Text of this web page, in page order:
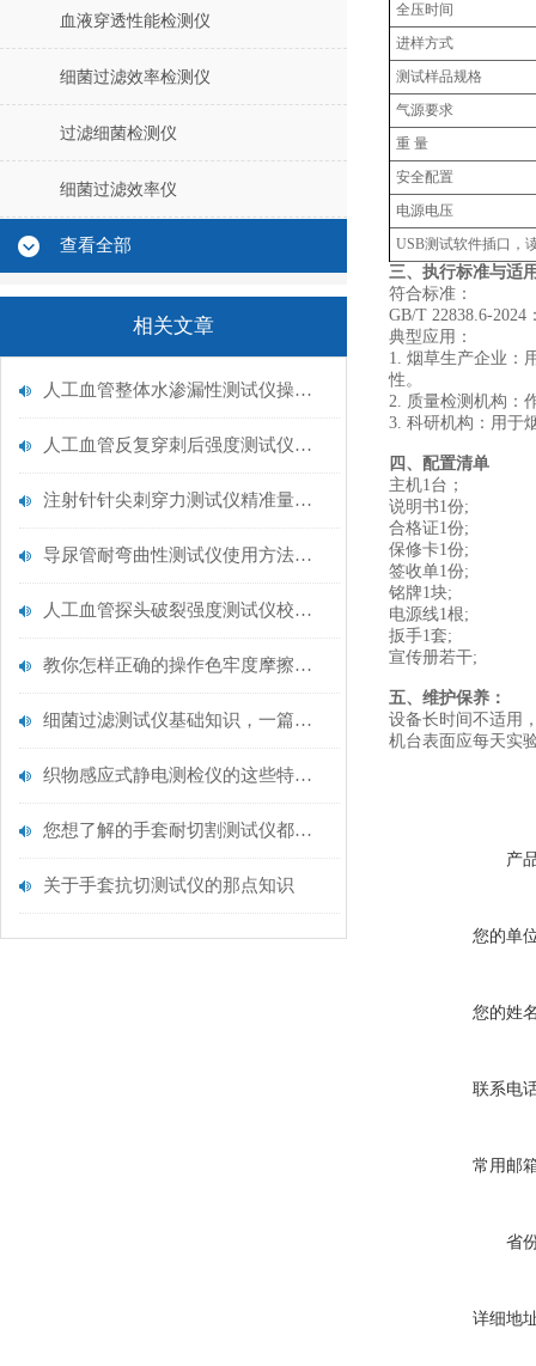
血液穿透性能检测仪
细菌过滤效率检测仪
过滤细菌检测仪
细菌过滤效率仪
查看全部
相关文章
人工血管整体水渗漏性测试仪操作中最容易出错的步骤
人工血管反复穿刺后强度测试仪是什么？透析患者的“生命管“质量靠它把关！
注射针针尖刺穿力测试仪精准量化针尖锋利度，构筑临床安全防线
导尿管耐弯曲性测试仪使用方法与操作规范
人工血管探头破裂强度测试仪校准规范：精准赋能医疗安全的技术基准
教你怎样正确的操作色牢度摩擦测试机
细菌过滤测试仪基础知识，一篇搞定
织物感应式静电测检仪的这些特点很少有人都知道
您想了解的手套耐切割测试仪都在这里了
关于手套抗切测试仪的那点知识
全压时间
进样方式
测试样品规格
气源要求
重 量
安全配置
电源电压
USB测试软件插口，
三、执行标准与适
符合标准：
GB/T 22838.6-2024
‌典型应用‌：
1. 烟草生产企业：
性。
2. 质量检测机构：
3. 科研机构：用于
四、配置清单
主机1台；
说明书1份;
合格证1份;
保修卡1份;
签收单1份;
铭牌1块;
电源线1根;
扳手1套;
宣传册若干;
五、维护保养：
设备长时间不适用
机台表面应每天实
产
您的单
您的姓
联系电
常用邮
省
详细地